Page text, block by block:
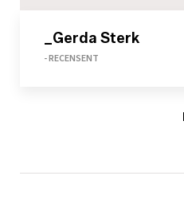
_Gerda Sterk
- RECENSENT